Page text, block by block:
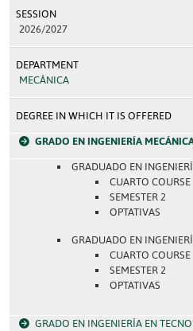
SESSION
2026/2027
DEPARTMENT
MECÁNICA
DEGREE IN WHICH IT IS OFFERED
GRADO EN INGENIERÍA
GRADUADO EN
CUARTO COURSE
SEMESTER 2
OPTATIVAS
GRADUADO EN
CUARTO COURSE
SEMESTER 2
OPTATIVAS
GRADO EN INGENIERÍA EN